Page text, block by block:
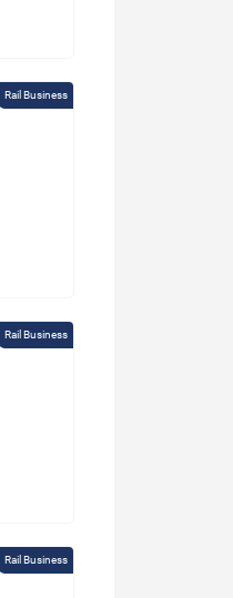
Rail Business
Rail Business
Rail Business